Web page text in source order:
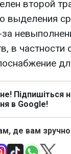
второй
выделения
в частности
Підпишіться
в Google!
де вам